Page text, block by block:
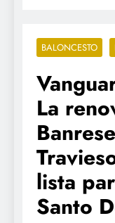
BALONCESTO
La
lista
Santo